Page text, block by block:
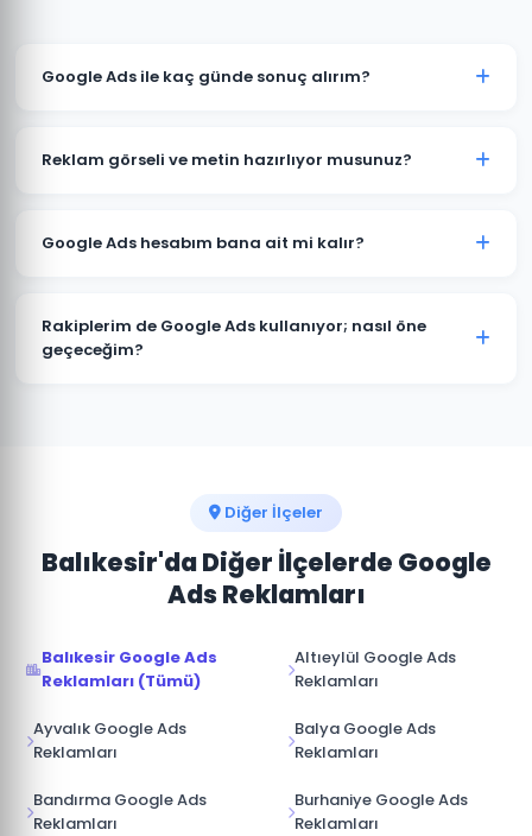
Google Ads ile kaç günde sonuç alırım?
kampanyası genellikle 7-14 gün içinde anlamlı trafik
Reklam görseli ve metin hazırlıyor musunuz?
görsel tasarımlar ve video reklamlar dahil tüm kreatif
Google Ads hesabım bana ait mi kalır?
müşterimize aittir. Ajans erişimi yönetici (admin)
seviyesinde değil, reklam yöneticisi seviyesinde
Rakiplerim de Google Ads kullanıyor; nasıl öne
geçeceğim?
yöneterek üstünlük sağlıyoruz.
Diğer İlçeler
Balıkesir'da Diğer İlçelerde Google
Ads Reklamları
Balıkesir Google Ads
Reklamları (Tümü)
Altıeylül Google Ads
Reklamları
Ayvalık Google Ads
Reklamları
Balya Google Ads
Reklamları
Bandırma Google Ads
Reklamları
Burhaniye Google Ads
Reklamları